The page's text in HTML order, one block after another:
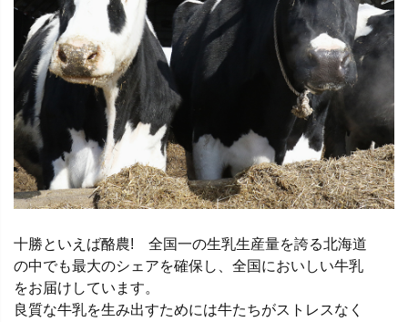
十勝といえば酪農! 全国一の生乳生産量を誇る北海道
の中でも最大のシェアを確保し、全国においしい牛乳
をお届けしています。
良質な牛乳を生み出すためには牛たちがストレスなく